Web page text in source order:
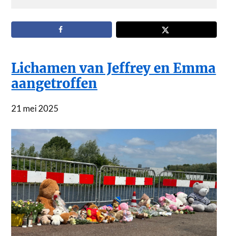
Lichamen van Jeffrey en Emma
aangetroffen
21 mei 2025